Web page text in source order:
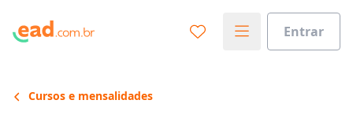
Entrar
Cursos e mensalidades